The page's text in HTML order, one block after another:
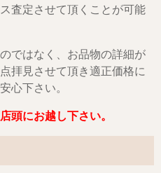
査定させて頂くことが可能
ではなく、お品物の詳細が
拝見させて頂き適正価格に
心下さい。
頭にお越し下さい。